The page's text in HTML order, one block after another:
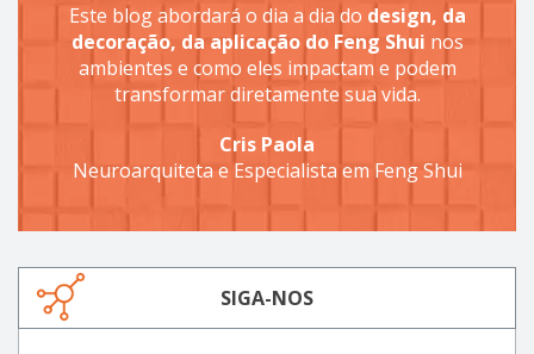
Este blog abordará o dia a dia do design, da
decoração, da aplicação do Feng Shui nos
ambientes e como eles impactam e podem
transformar diretamente sua vida.
Cris Paola
Neuroarquiteta e Especialista em Feng Shui
SIGA-NOS